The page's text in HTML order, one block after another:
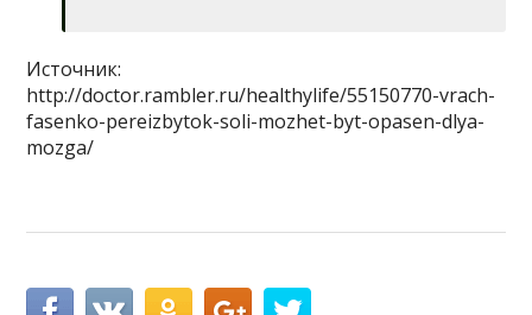
Источник:
http://doctor.rambler.ru/healthylife/55150770-vrach-
fasenko-pereizbytok-soli-mozhet-byt-opasen-dlya-
mozga/